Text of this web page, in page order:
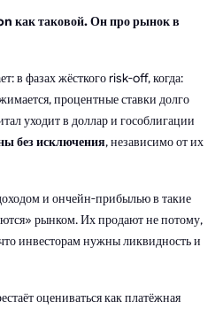
как таковой. Он про рынок в
в фазах жёсткого risk-off, когда:
процентные ставки долго
уходит в доллар и гособлигации
без исключения, независимо от их
и ончейн-прибылью в такие
рынком. Их продают не потому,
инвесторам нужны ликвидность и
оцениваться как платёжная